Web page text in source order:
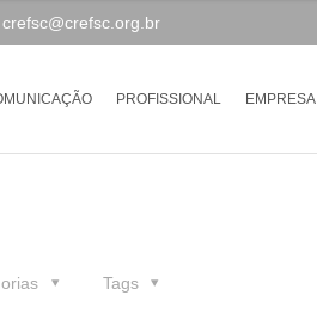
crefsc@crefsc.org.br
PROFISSIONAL EMPRESA
Tags